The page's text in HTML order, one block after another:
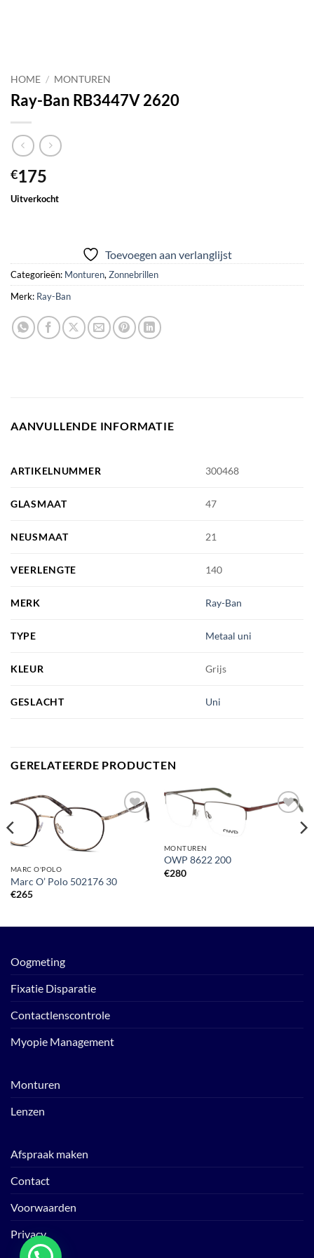
HOME / MONTUREN
Ray-Ban RB3447V 2620
€175
Uitverkocht
Toevoegen aan verlanglijst
Categorieën: Monturen, Zonnebrillen
Merk: Ray-Ban
AANVULLENDE INFORMATIE
ARTIKELNUMMER 300468
GLASMAAT 47
NEUSMAAT 21
VEERLENGTE 140
MERK Ray-Ban
TYPE Metaal uni
KLEUR Grijs
GESLACHT Uni
GERELATEERDE PRODUCTEN
Toevoegen
MARC O'POLO
Marc O’ Polo 502176 30
€265
MONTUREN
OWP 8622 200
€280
Oogmeting
Fixatie Disparatie
Contactlenscontrole
Myopie Management
Monturen
Lenzen
Afspraak maken
Contact
Voorwaarden
Privacy